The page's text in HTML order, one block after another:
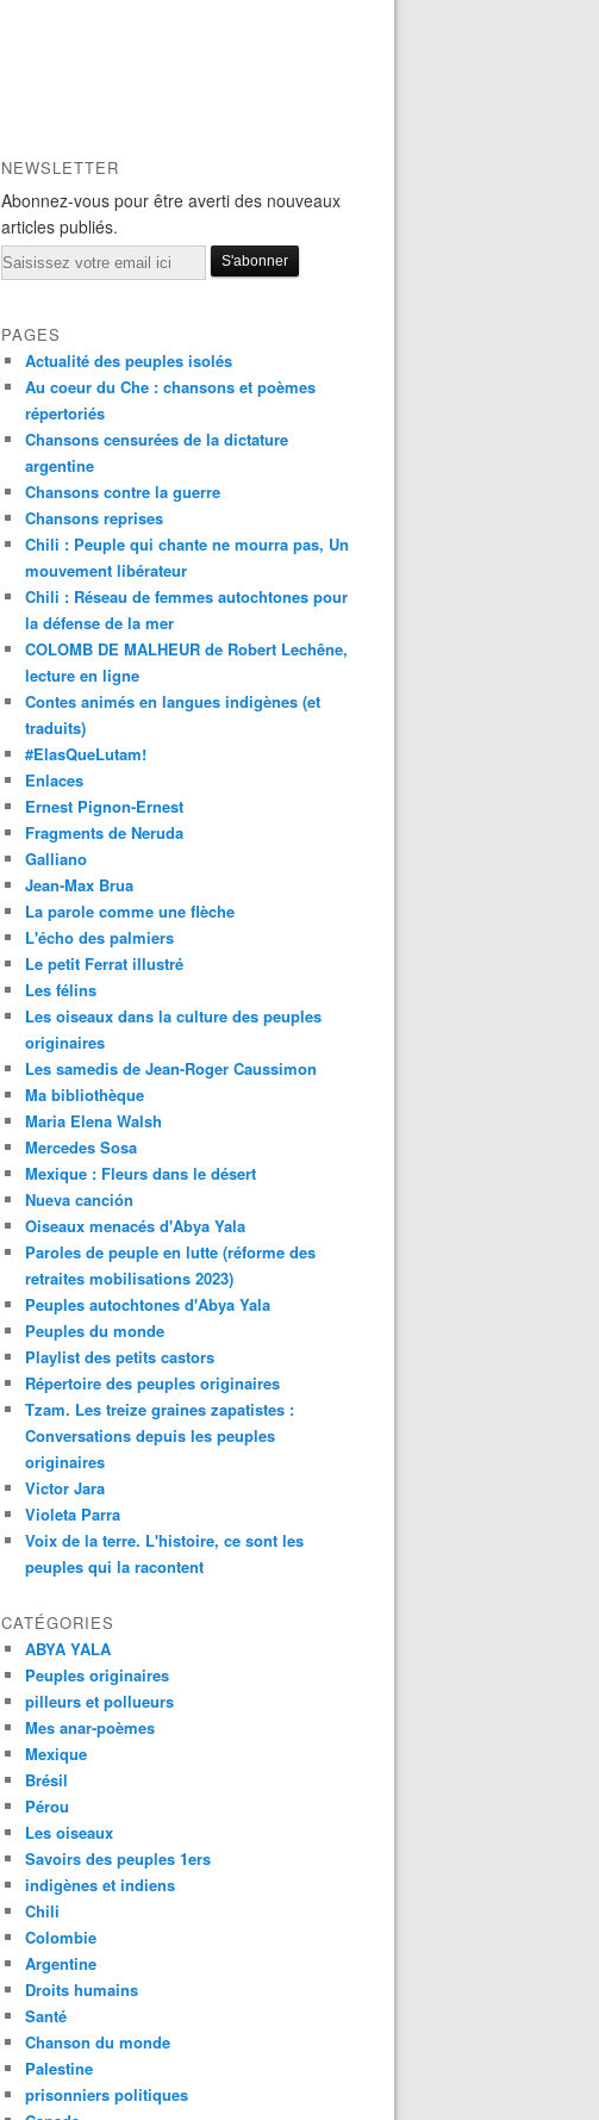
NEWSLETTER
Abonnez-vous pour être averti des nouveaux
articles publiés.
Email
PAGES
Actualité des peuples isolés
Au coeur du Che : chansons et poèmes
répertoriés
Chansons censurées de la dictature
argentine
Chansons contre la guerre
Chansons reprises
Chili : Peuple qui chante ne mourra pas, Un
mouvement libérateur
Chili : Réseau de femmes autochtones pour
la défense de la mer
COLOMB DE MALHEUR de Robert Lechêne,
lecture en ligne
Contes animés en langues indigènes (et
traduits)
#ElasQueLutam!
Enlaces
Ernest Pignon-Ernest
Fragments de Neruda
Galliano
Jean-Max Brua
La parole comme une flèche
L'écho des palmiers
Le petit Ferrat illustré
Les félins
Les oiseaux dans la culture des peuples
originaires
Les samedis de Jean-Roger Caussimon
Ma bibliothèque
Maria Elena Walsh
Mercedes Sosa
Mexique : Fleurs dans le désert
Nueva canción
Oiseaux menacés d'Abya Yala
Paroles de peuple en lutte (réforme des
retraites mobilisations 2023)
Peuples autochtones d'Abya Yala
Peuples du monde
Playlist des petits castors
Répertoire des peuples originaires
Tzam. Les treize graines zapatistes :
Conversations depuis les peuples
originaires
Victor Jara
Violeta Parra
Voix de la terre. L'histoire, ce sont les
peuples qui la racontent
CATÉGORIES
ABYA YALA
Peuples originaires
pilleurs et pollueurs
Mes anar-poèmes
Mexique
Brésil
Pérou
Les oiseaux
Savoirs des peuples 1ers
indigènes et indiens
Chili
Colombie
Argentine
Droits humains
Santé
Chanson du monde
Palestine
prisonniers politiques